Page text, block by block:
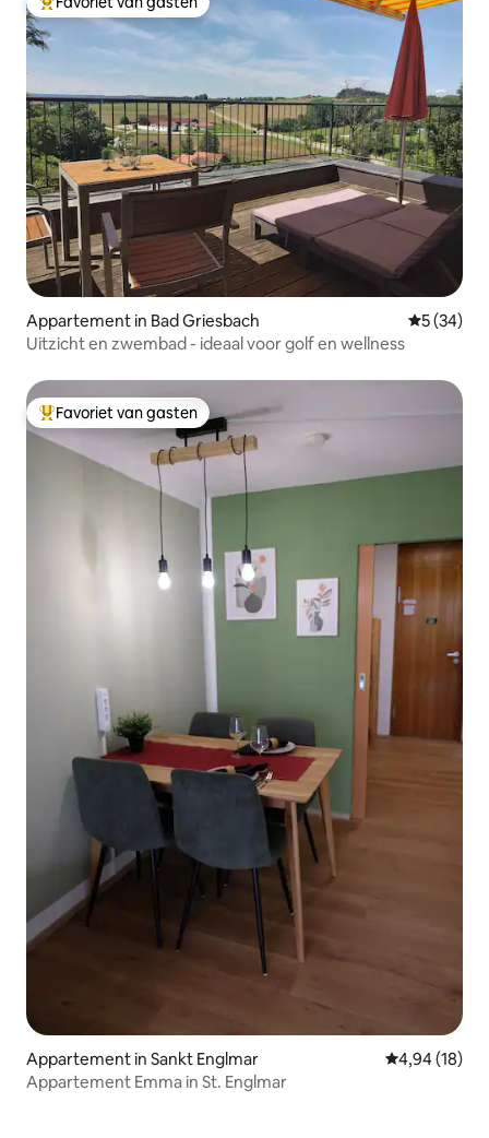
Topfavoriet van gasten
Appartement in Bad Griesbach
5 (34)
Uitzicht en zwembad - ideaal voor golf en wellness
Topfavoriet van gasten
Favoriet van gasten
Appartement in Sankt Englmar Gemiddelde
4,94 (18)
Appartement Emma in St. Englmar